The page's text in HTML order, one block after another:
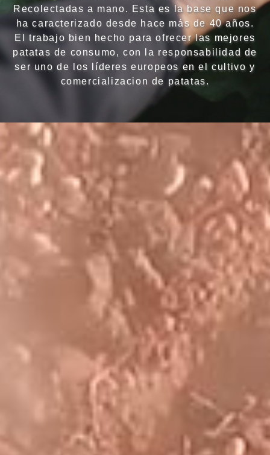
Recolectadas a mano. Esta es la base que nos
ha caracterizado desde hace más de 40 años.
El trabajo bien hecho para ofrecer las mejores
patatas de consumo, con la responsabilidad de
ser uno de los líderes europeos en el cultivo y
comercializacion de patatas.